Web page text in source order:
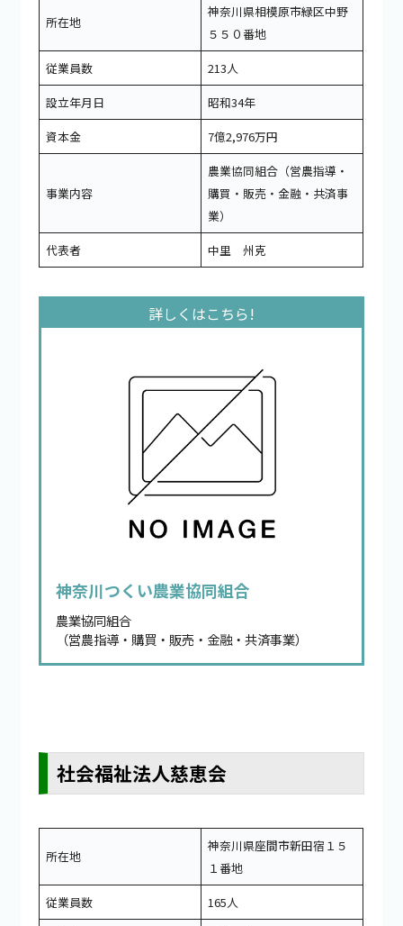
所在地
神奈川県相模原市緑区中野
５５０番地
従業員数
213人
設立年月日
昭和34年
資本金
7億2,976万円
事業内容
農業協同組合（営農指導・
購買・販売・金融・共済事
業）
代表者
中里 州克
神奈川つくい農業協同組合
農業協同組合
（営農指導・購買・販売・金融・共済事業）
社会福祉法人慈恵会
所在地
神奈川県座間市新田宿１５
１番地
従業員数
165人